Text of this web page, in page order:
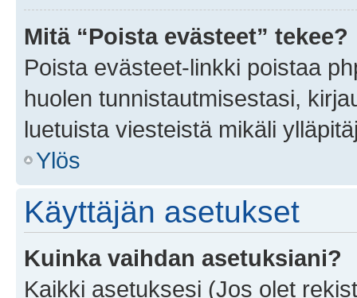
Mitä “Poista evästeet” tekee?
Poista evästeet-linkki poistaa
huolen tunnistautmisestasi,
luetuista viesteistä mikäli
Ylös
Käyttäjän asetukset
Kuinka vaihdan asetuksiani?
Kaikki asetuksesi (Jos olet